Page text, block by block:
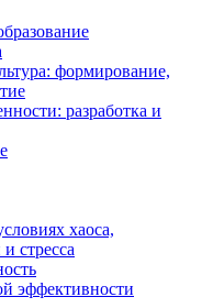
формирование,
разработка и
хаоса,
стресса
эффективности